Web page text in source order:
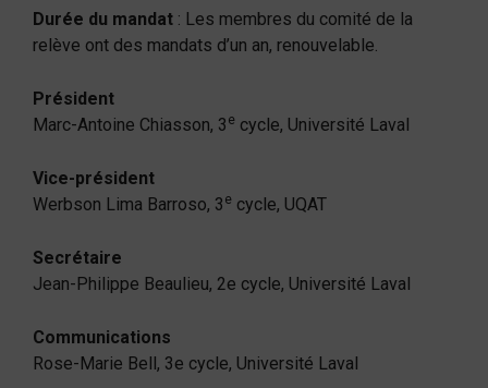
Durée du mandat : Les membres du comité de la
relève ont des mandats d’un an, renouvelable.
Président
Marc-Antoine Chiasson, 3 e cycle, Université Laval
Vice-président
Werbson Lima Barroso, 3 e cycle, UQAT
Secrétaire
Jean-Philippe Beaulieu, 2e cycle, Université Laval
Communications
Rose-Marie Bell, 3e cycle, Université Laval